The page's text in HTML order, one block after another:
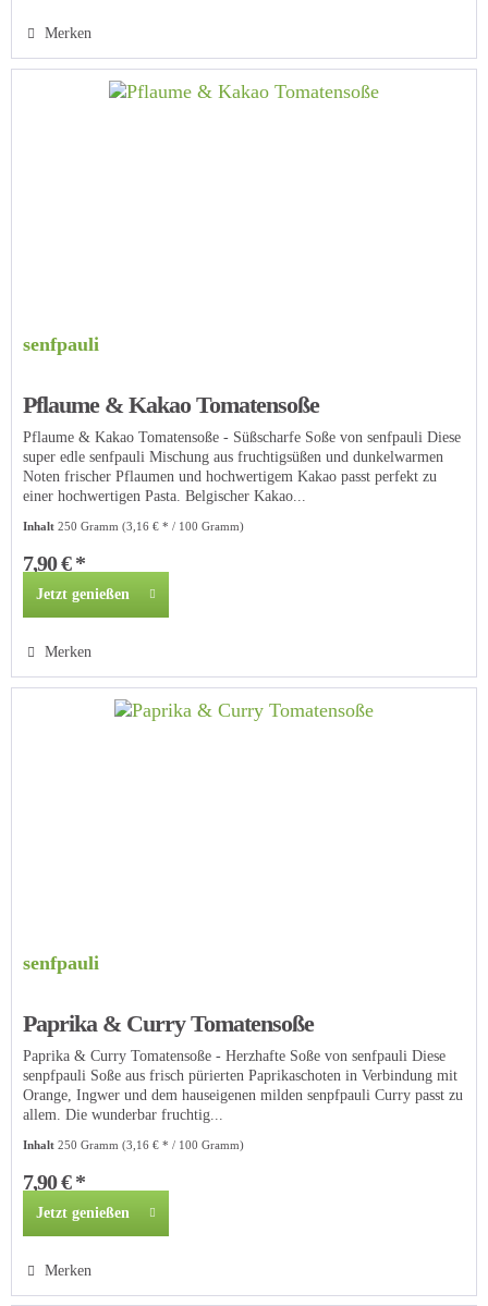
Merken
senfpauli
Pflaume & Kakao Tomatensoße
Pflaume & Kakao Tomatensoße - Süßscharfe Soße von senfpauli Diese
super edle senfpauli Mischung aus fruchtigsüßen und dunkelwarmen
Noten frischer Pflaumen und hochwertigem Kakao passt perfekt zu
einer hochwertigen Pasta. Belgischer Kakao...
Inhalt250 Gramm(3,16 € * / 100 Gramm)
7,90 € *
Jetzt genießen
Merken
senfpauli
Paprika & Curry Tomatensoße
Paprika & Curry Tomatensoße - Herzhafte Soße von senfpauli Diese
senpfpauli Soße aus frisch pürierten Paprikaschoten in Verbindung mit
Orange, Ingwer und dem hauseigenen milden senpfpauli Curry passt zu
allem. Die wunderbar fruchtig...
Inhalt250 Gramm(3,16 € * / 100 Gramm)
7,90 € *
Jetzt genießen
Merken